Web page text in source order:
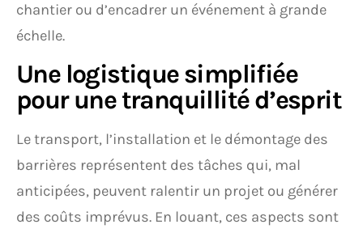
chantier ou d’encadrer un événement à grande
échelle.
Une logistique simplifiée
pour une tranquillité d’esprit
Le transport, l’installation et le démontage des
barrières représentent des tâches qui, mal
anticipées, peuvent ralentir un projet ou générer
des coûts imprévus. En louant, ces aspects sont